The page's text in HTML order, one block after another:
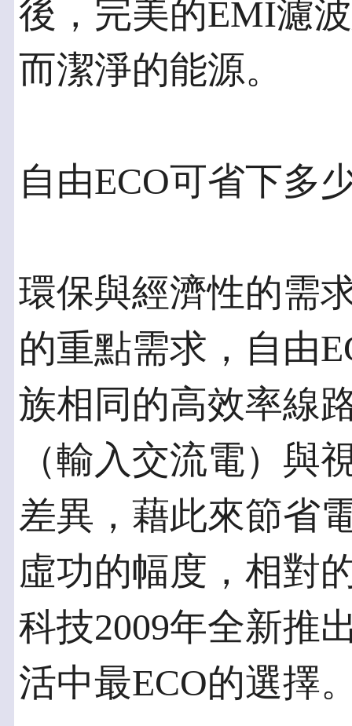
後，完美的EMI濾
而潔淨的能源。
自由ECO可省下多
環保與經濟性的需
的重點需求，自由
族相同的高效率線
（輸入交流電）與
差異，藉此來節省
虛功的幅度，相對
科技2009年全新推
活中最ECO的選擇